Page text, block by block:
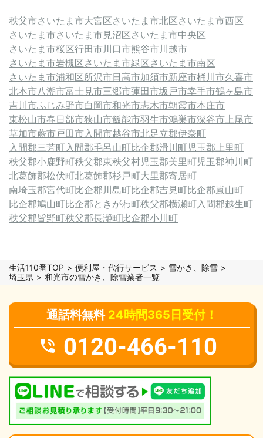
秩父市さいたま市大宮区さいたま市北区さいたま市西区
さいたま市さいたま市見沼区さいたま市中央区
さいたま市桜区行田市川口市熊谷市川越市
さいたま市岩槻区さいたま市緑区さいたま市南区
さいたま市浦和区所沢市日高市加須市新座市桶川市久喜市
北本市八潮市富士見市三郷市蓮田市坂戸市幸手市鶴ヶ島市
吉川市ふじみ野市白岡市和光市志木市朝霞市本庄市
東松山市春日部市狭山市飯能市羽生市鴻巣市深谷市 上尾市
草加市蕨市戸田市入間市越谷市北足立郡伊奈町
入間郡三芳町入間郡毛呂山町比企郡滑川町児玉郡上里町
秩父郡小鹿野町秩父郡東秩父村児玉郡美里町児玉郡神川町
北葛飾郡松伏町北葛飾郡杉戸町大里郡寄居町
南埼玉郡宮代町比企郡川島町比企郡吉見町比企郡嵐山町
比企郡鳩山町比企郡ときがわ町秩父郡横瀬町入間郡越生町
秩父郡皆野町秩父郡長瀞町比企郡小川町
生活110番TOP 便利屋・代行サービス
雪かき、除雪
埼玉県
和光市の雪かき、除雪業者一覧
通話料無料 24時間365日受付！
0120-466-110